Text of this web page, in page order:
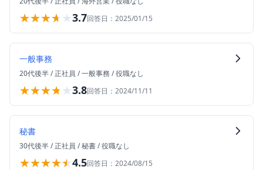
★★★★★
★★★★★3.7回答日： 2025/01/15
一般事務
20代後半/正社員 /一般事務 /役職なし
★★★★★
★★★★★3.8回答日： 2024/11/11
秘書
30代後半/正社員 /秘書/役職なし
★★★★★
★★★★★4.5回答日： 2024/08/15